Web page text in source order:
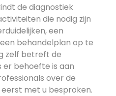
de diagnostiek
die nodig zijn
een
behandelplan op te
zelf betreft de
er behoefte is aan
over de
met u besproken.